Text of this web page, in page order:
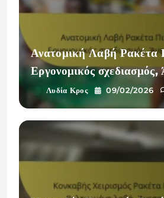
Ανατομική Λαβή Ρακέτα
Εργονομικός σχεδιασμός,
Εφαρμογή
Λυδία Κρος 09/02/2026